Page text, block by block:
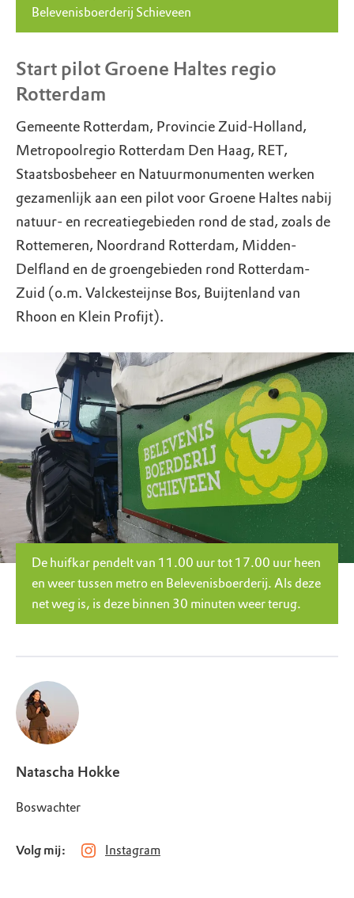
Belevenisboerderij Schieveen
Start pilot Groene Haltes regio
Rotterdam
Gemeente Rotterdam, Provincie Zuid-Holland,
Metropoolregio Rotterdam Den Haag, RET,
Staatsbosbeheer en Natuurmonumenten werken
gezamenlijk aan een pilot voor Groene Haltes nabij
natuur- en recreatiegebieden rond de stad, zoals de
Rottemeren, Noordrand Rotterdam, Midden-
Delfland en de groengebieden rond Rotterdam-
Zuid (o.m. Valckesteijnse Bos, Buijtenland van
Rhoon en Klein Profijt).
De huifkar pendelt van 11.00 uur tot 17.00 uur heen
en weer tussen metro en Belevenisboerderij. Als deze
net weg is, is deze binnen 30 minuten weer terug.
Natascha Hokke
Boswachter
Volg mij: Instagram